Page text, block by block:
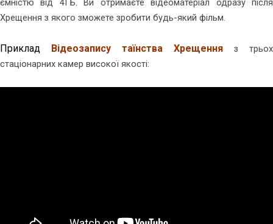
Хрещення з якого зможете зробити будь-який фільм.
Приклад Відеозапису таїнства Хрещення з трьох
стаціонарних камер високої якості: